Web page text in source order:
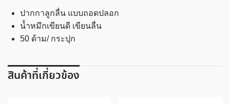
ปากกาลูกลื่น แบบถอดปลอก
น้ำหมึกเขียนดี เขียนลื่น
50 ด้าม/ กระปุก
สินค้าที่เกี่ยวข้อง